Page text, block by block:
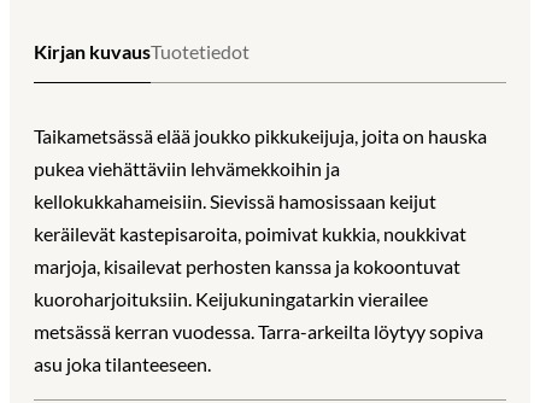
Kirjan kuvausTuotetiedot
Taikametsässä elää joukko pikkukeijuja, joita on hauska
pukea viehättäviin lehvämekkoihin ja
kellokukkahameisiin. Sievissä hamosissaan keijut
keräilevät kastepisaroita, poimivat kukkia, noukkivat
marjoja, kisailevat perhosten kanssa ja kokoontuvat
kuoroharjoituksiin. Keijukuningatarkin vierailee
metsässä kerran vuodessa. Tarra-arkeilta löytyy sopiva
asu joka tilanteeseen.